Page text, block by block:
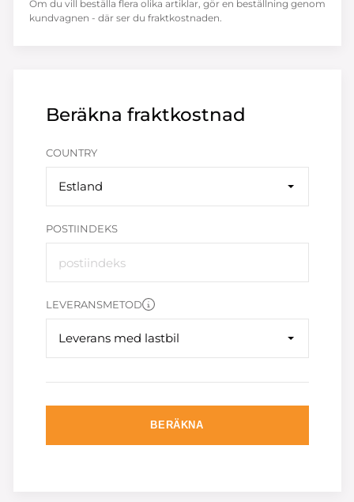
Beräkna fraktkostnad
COUNTRY
Estland
POSTIINDEKS
LEVERANSMETOD
Leverans med lastbil
BERÄKNA
Om du vill beställa flera olika artiklar, gör en beställning genom
kundvagnen - där ser du fraktkostnaden.